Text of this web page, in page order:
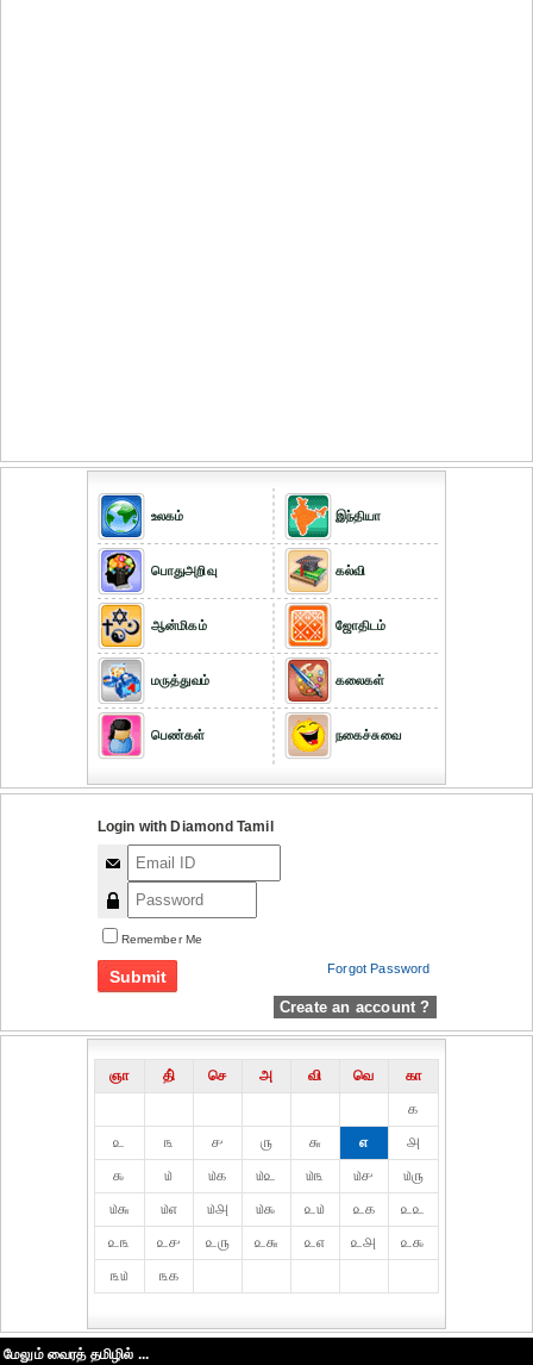
உலகம்
பொதுஅறிவு
ஆன்மிகம்
மருத்துவம்
பெண்கள்
இந்தியா
கல்வி
ஜோதிடம்
கலைகள்
நகைச்சுவை
Login with Diamond Tamil
Remember Me
Forgot Password
Create an account ?
ஞா தி் செ அ வி வெ
கா
௧
௨
௩ ௪ ௫ ௬ ௭
௮
௯
௰ ௰௧ ௰௨ ௰௩ ௰௪
௰௫
௰௬
௰௭ ௰௮ ௰௯ ௨௰ ௨௧
௨௨
௨௩
௨௪ ௨௫ ௨௬ ௨௭ ௨௮
௨௯
௩௰
௩௧
மேலும் வைரத் தமிழில் ...